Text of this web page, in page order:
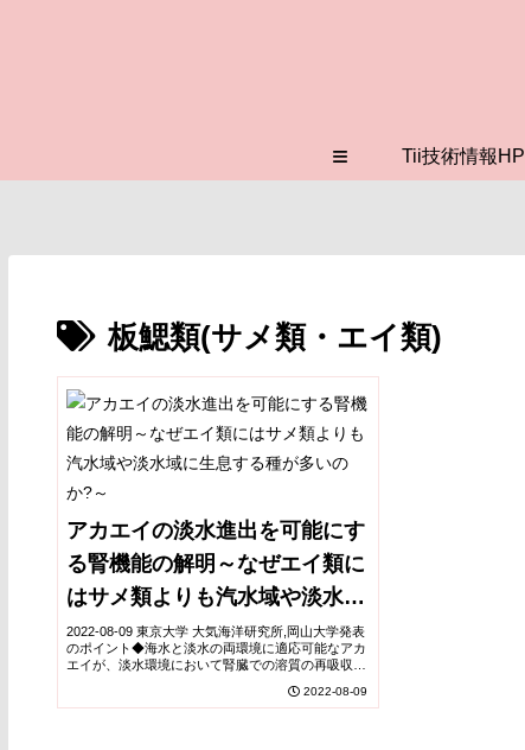
≡ Tii技術情報HP
板鰓類(サメ類・エイ類)
アカエイの淡水進出を可能にす
る腎機能の解明～なぜエイ類に
はサメ類よりも汽水域や淡水域
に生息する種が多いのか?～
2022-08-09 東京大学 大気海洋研究所,岡山大学発表
のポイント◆海水と淡水の両環境に適応可能なアカ
エイが、淡水環境において腎臓での溶質の再吸収を
ました。◆板鰓類(サメ類・エイ類)の中でも...2022-08-09